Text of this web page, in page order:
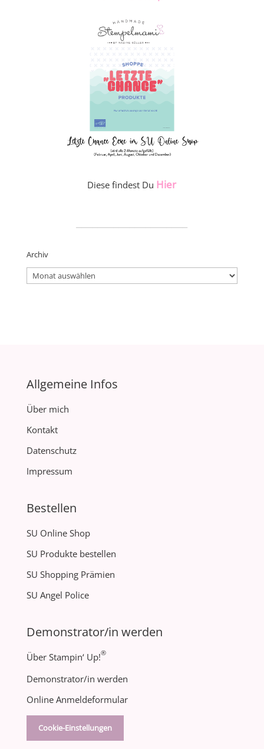
Diese findest Du Hier
Archiv
Archiv
Allgemeine Infos
Über mich
Kontakt
Datenschutz
Impressum
Bestellen
SU Online Shop
SU Produkte bestellen
SU Shopping Prämien
SU Angel Police
Demonstrator/in werden
Über Stampin‘ Up!®
Demonstrator/in werden
Online Anmeldeformular
Cookie-Einstellungen